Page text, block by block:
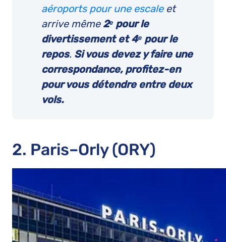
aéroports pour une escaleet
arrive même 2ᵉ pour le
divertissement et 4ᵉ pour le
repos. Si vous devez y faire une
correspondance, profitez-en
pour vous détendre entre deux
vols.
2. Paris–Orly (ORY)